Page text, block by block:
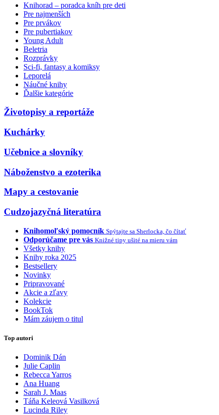
Knihorad – poradca kníh pre deti
Pre najmenších
Pre prvákov
Pre pubertiakov
Young Adult
Beletria
Rozprávky
Sci-fi, fantasy a komiksy
Leporelá
Náučné knihy
Ďalšie kategórie
Životopisy a reportáže
Kuchárky
Učebnice a slovníky
Náboženstvo a ezoterika
Mapy a cestovanie
Cudzojazyčná literatúra
Knihomoľský pomocník Spýtajte sa Sherlocka, čo čítať
Odporúčame pre vás Knižné tipy ušité na mieru vám
Všetky knihy
Knihy roka 2025
Bestsellery
Novinky
Pripravované
Akcie a zľavy
Kolekcie
BookTok
Mám záujem o titul
Top autori
Dominik Dán
Julie Caplin
Rebecca Yarros
Ana Huang
Sarah J. Maas
Táňa Keleová Vasilková
Lucinda Riley